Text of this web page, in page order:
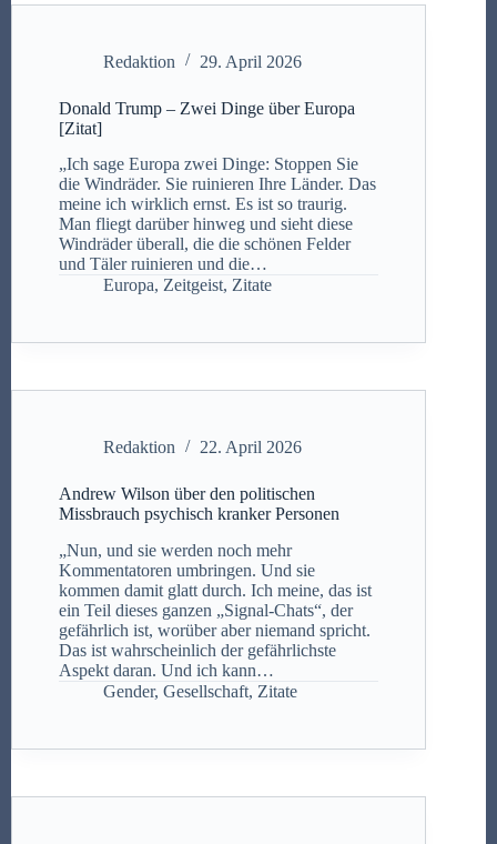
Redaktion 29. April 2026
Donald Trump – Zwei Dinge über Europa
[Zitat]
„Ich sage Europa zwei Dinge: Stoppen Sie
die Windräder. Sie ruinieren Ihre Länder. Das
meine ich wirklich ernst. Es ist so traurig.
Man fliegt darüber hinweg und sieht diese
Windräder überall, die die schönen Felder
und Täler ruinieren und die…
Europa, Zeitgeist, Zitate
Redaktion 22. April 2026
Andrew Wilson über den politischen
Missbrauch psychisch kranker Personen
„Nun, und sie werden noch mehr
Kommentatoren umbringen. Und sie
kommen damit glatt durch. Ich meine, das ist
ein Teil dieses ganzen „Signal-Chats“, der
gefährlich ist, worüber aber niemand spricht.
Das ist wahrscheinlich der gefährlichste
Aspekt daran. Und ich kann…
Gender, Gesellschaft, Zitate